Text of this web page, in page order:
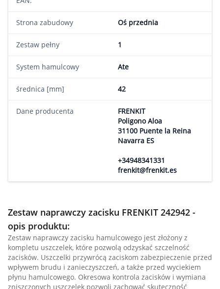
Strona zabudowy Oś przednia
Zestaw pełny 1
System hamulcowy Ate
średnica [mm] 42
Dane producenta
FRENKIT
Poligono Aloa
31100 Puente la Reina
Navarra ES
+34948341331
frenkit@frenkit.es
Zestaw naprawczy zacisku FRENKIT 242942 -
opis produktu:
Zestaw naprawczy zacisku hamulcowego jest złożony z
kompletu uszczelek, które pozwolą odzyskać szczelność
zacisków. Uszczelki przywrócą zaciskom zabezpieczenie przed
wpływem brudu i zanieczyszczeń, a także przed wyciekiem
płynu hamulcowego. Okresowa kontrola zacisków i wymiana
zniszczonych uszczelek pozwoli zachować skuteczność